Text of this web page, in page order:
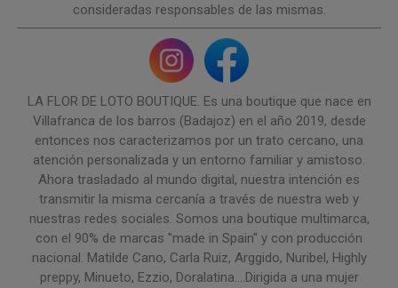
consideradas responsables de las mismas.
LA FLOR DE LOTO BOUTIQUE. Es una boutique que nace en
Villafranca de los barros (Badajoz) en el año 2019, desde
entonces nos caracterizamos por un trato cercano, una
atención personalizada y un entorno familiar y amistoso.
Ahora trasladado al mundo digital, nuestra intención es
transmitir la misma cercanía a través de nuestra web y
nuestras redes sociales. Somos una boutique multimarca,
con el 90% de marcas "made in Spain" y con producción
nacional. Matilde Cano, Carla Ruiz, Arggido, Nuribel, Highly
preppy, Minueto, Ezzio, Doralatina....Dirigida a una mujer